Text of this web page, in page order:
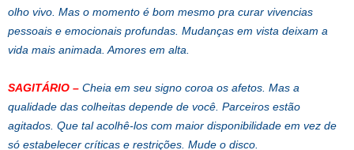
olho vivo. Mas o momento é bom mesmo pra curar vivencias
pessoais e emocionais profundas. Mudanças em vista deixam a
vida mais animada. Amores em alta.
SAGITÁRIO – Cheia em seu signo coroa os afetos. Mas a
qualidade das colheitas depende de você. Parceiros estão
agitados. Que tal acolhê-los com maior disponibilidade em vez de
só estabelecer críticas e restrições. Mude o disco.